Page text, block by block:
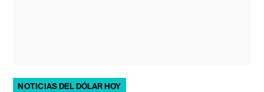
NOTICIAS DEL DÓLAR HOY